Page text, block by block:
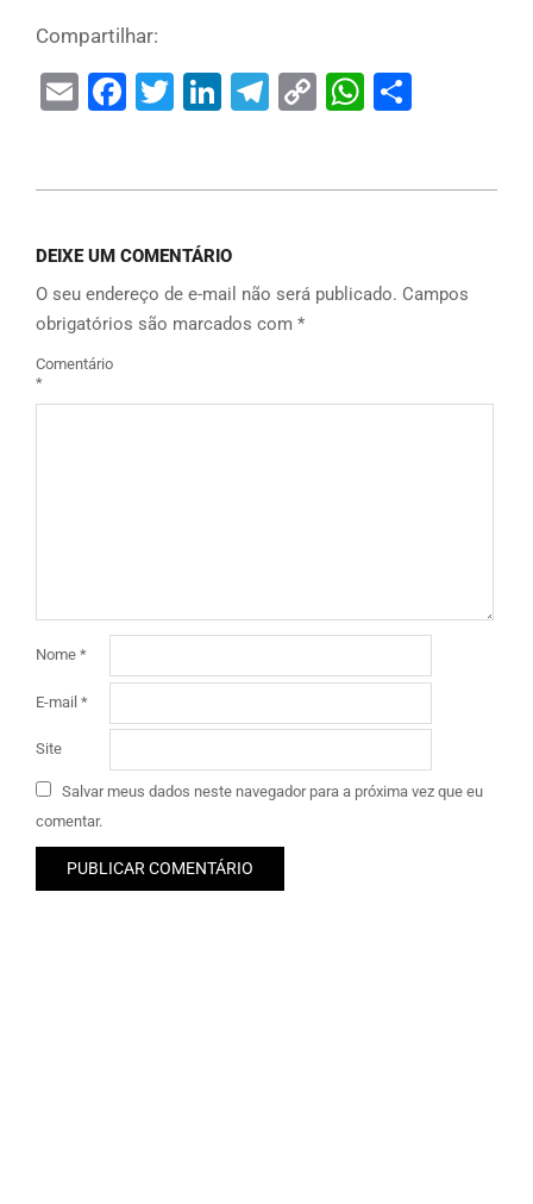
Compartilhar:
EmailFacebook
Twitter
LinkedIn
Telegram
Copy
DEIXE UM COMENTÁRIO
O seu endereço de e-mail não será publicado. Campos
obrigatórios são marcados com *
Comentário
*
Nome *
E-mail *
Site
Salvar meus dados neste navegador para a próxima vez que eu
comentar.